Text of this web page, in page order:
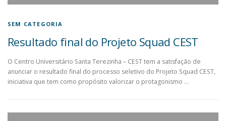
SEM CATEGORIA
Resultado final do Projeto Squad CEST
O Centro Universitário Santa Terezinha – CEST tem a satisfação de
anunciar o resultado final do processo seletivo do Projeto Squad CEST,
iniciativa que tem como propósito valorizar o protagonismo …